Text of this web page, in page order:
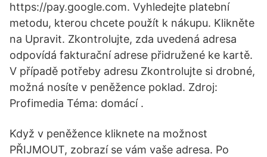
https://pay.google.com. Vyhledejte platební
metodu, kterou chcete použít k nákupu. Klikněte
na Upravit. Zkontrolujte, zda uvedená adresa
odpovídá fakturační adrese přidružené ke kartě.
V případě potřeby adresu Zkontrolujte si drobné,
možná nosíte v peněžence poklad. Zdroj:
Profimedia Téma: domácí .
Když v peněžence kliknete na možnost
PŘIJMOUT, zobrazí se vám vaše adresa. Po